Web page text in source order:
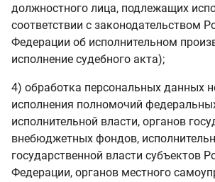
должностного лица, подлежащих
соответствии с законодательством
Федерации об исполнительном
исполнение судебного акта);
4) обработка персональных данных
исполнения полномочий
исполнительной власти, органов
внебюджетных фондов,
государственной власти субъектов
Федерации, органов местного